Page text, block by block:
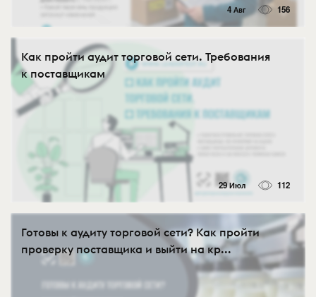
4 Авг 156
Как пройти аудит торговой сети. Требования
к поставщикам
29 Июл 112
Готовы к аудиту торговой сети? Как пройти
проверку поставщика и выйти на кр...